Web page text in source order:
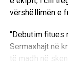
vërshëllimën e
“Debutim fitues
Sermaxhajt në
të madh në